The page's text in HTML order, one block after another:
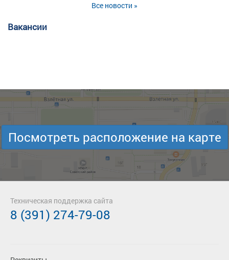
Все новости »
Вакансии
Посмотреть расположение на карте
Техническая поддержка сайта
8 (391) 274-79-08